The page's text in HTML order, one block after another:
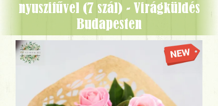
nyuszifűvel (7 szál) - Virágküldés
Budapesten